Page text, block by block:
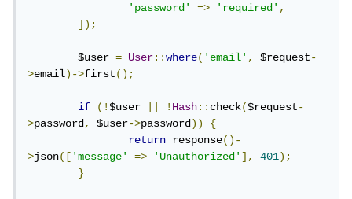
'password' => 'required',
]);
	$user
= User::where('email', $request-
>email)->first();
if (!$user !Hash::check($request-
>password, $user->password))
{
return response()-
>json(['message' => 'Unauthorized'], 401);
}